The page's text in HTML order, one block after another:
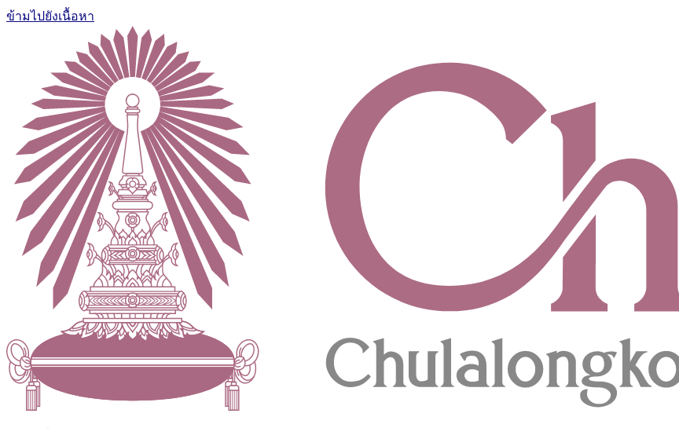
ข้ามไปยังเนื้อหา